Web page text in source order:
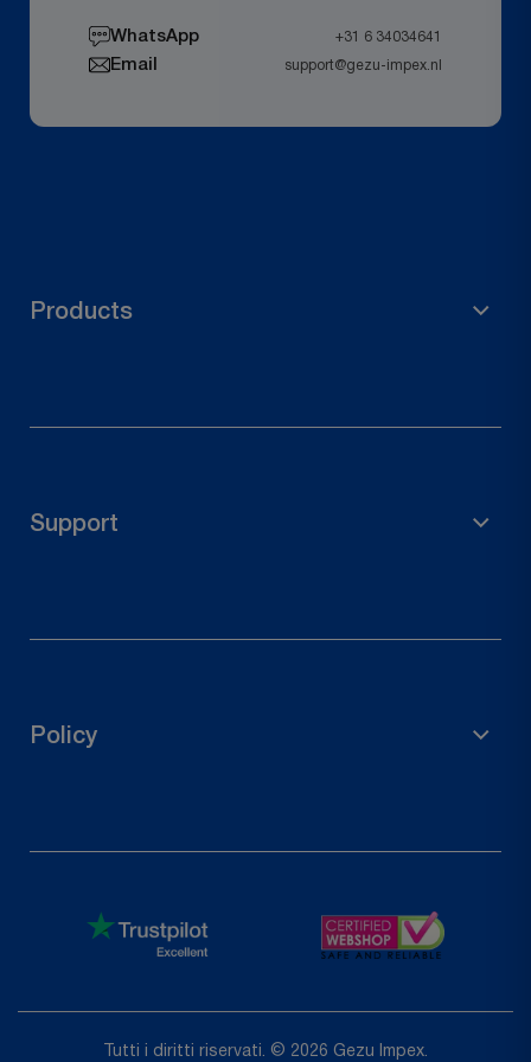
WhatsApp +31 6 34034641
Email support@gezu-impex.nl
Products
Materiale per impalcature
Support
Diritto di recesso
Policy
politica sulla riservatezza
Termini di servizio
Tutti i diritti riservati. © 2026 Gezu Impex.